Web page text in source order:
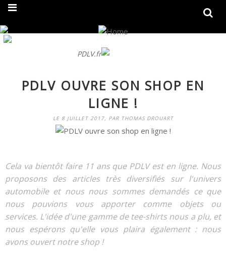
PDLV.fr
PDLV OUVRE SON SHOP EN
LIGNE !
LE 8 JUILLET 2017, PAR THOMAS DROUART
Cela va bientôt faire 11 ans que PDLV est en ligne. Nous
proposons des articles très diversifiés sur l'univers
automobile et nous nous sommes demandés ce que
nous pouvions vous apporter comme objets ou
services. L'idée d'une gamme de tee-shirts nous a plu, et
nous espérons qu'elle vous plaira également : nous
avons ouvert notre shop !